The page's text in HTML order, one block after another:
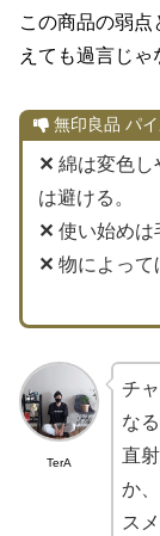
この商品の弱
えても過言じ
無印良品 パ
✕ 綿は変色し
は避ける。
✕ 使い始めは
✕ 物によって
TerA
チ
な
直
か
スメ